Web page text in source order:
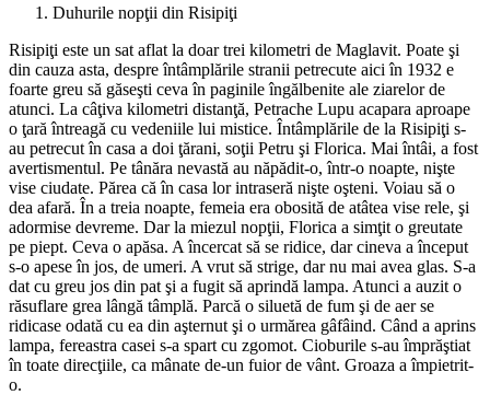
Duhurile nopţii din Risipiţi
Risipiţi este un sat aflat la doar trei kilometri de Maglavit. Poate şi
din cauza asta, despre întâm­plările stranii petrecute aici în 1932 e
foarte greu să găseşti ceva în paginile îngălbenite ale ziarelor de
atunci. La câţiva kilometri distanţă, Petrache Lupu acapara aproape
o ţară întreagă cu vedeniile lui mistice. Întâmplările de la Risipiţi s-
au petrecut în casa a doi ţărani, soţii Petru şi Florica. Mai întâi, a fost
avertismentul. Pe tânăra nevastă au năpă­dit-o, într-o noapte, nişte
vise ciudate. Părea că în casa lor intraseră nişte oşteni. Voiau să o
dea afară. În a treia noapte, femeia era obosită de atâtea vise rele, şi
adormise devreme. Dar la miezul nopţii, Flo­rica a simţit o greutate
pe piept. Ceva o apăsa. A încer­cat să se ridice, dar cineva a început
s-o apese în jos, de umeri. A vrut să strige, dar nu mai avea glas. S-a
dat cu greu jos din pat şi a fugit să aprindă lampa. Atunci a auzit o
răsuflare grea lângă tâmplă. Parcă o siluetă de fum şi de aer se
ridicase odată cu ea din aşternut şi o urmărea gâ­fâind. Când a aprins
lampa, fereastra casei s-a spart cu zgomot. Cioburile s-au împrăştiat
în toate di­recţiile, ca mânate de-un fuior de vânt. Groaza a îm­pietrit-
o.